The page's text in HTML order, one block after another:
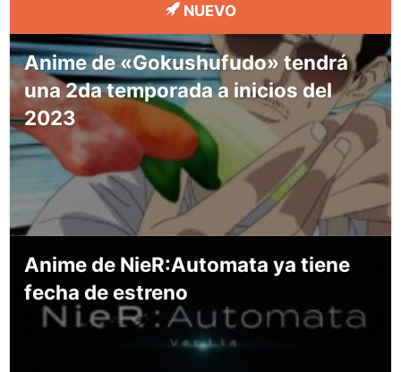
NUEVO
Anime de «Gokushufudo» tendrá
una 2da temporada a inicios del
2023
Anime de NieR:Automata ya tiene
fecha de estreno